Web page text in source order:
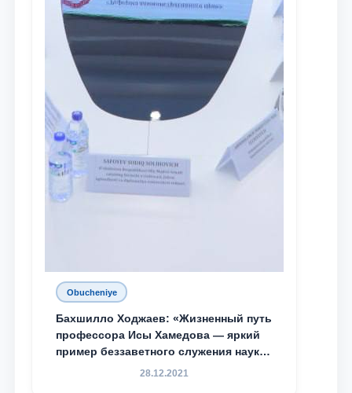
Obucheniye
Бахшилло Ходжаев: «Жизненный путь
профессора Исы Хамедова — яркий
пример беззаветного служения науке,
Родине и воспитанию молодого
28.12.2021